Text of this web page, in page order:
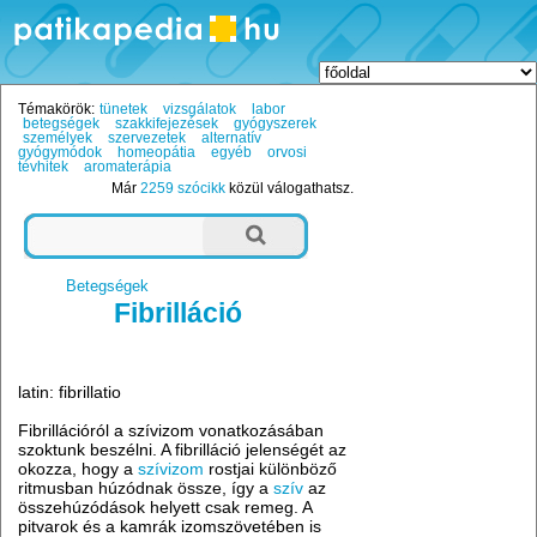
Témakörök: tünetek vizsgálatok
labor
betegségek
szakkifejezések
gyógyszerek
személyek
szervezetek
alternatív
gyógymódok
homeopátia egyéb
orvosi
tévhitek
aromaterápia
Már2259 szócikk közül válogathatsz.
Betegségek
Fibrilláció
latin: fibrillatio
Fibrillációról a szívizom vonatkozásában
szoktunk beszélni. A fibrilláció jelenségét az
okozza, hogy aszívizom rostjai különböző
ritmusban húzódnak össze, így aszív az
összehúzódások helyett csak remeg. A
pitvarok és a kamrák izomszövetében is